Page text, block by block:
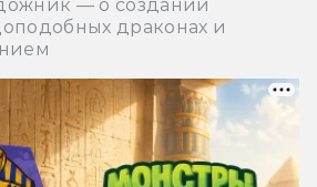
— о создании
драконах и